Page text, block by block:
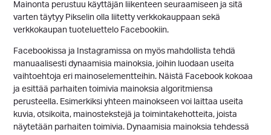
Mainonta perustuu käyttäjän liikenteen seuraamiseen ja sitä
varten täytyy Pikselin olla liitetty verkkokauppaan sekä
verkkokaupan tuoteluettelo Facebookiin.
Facebookissa ja Instagramissa on myös mahdollista tehdä
manuaalisesti dynaamisia mainoksia, joihin luodaan useita
vaihtoehtoja eri mainoselementteihin. Näistä Facebook kokoaa
ja esittää parhaiten toimivia mainoksia algoritmiensa
perusteella. Esimerkiksi yhteen mainokseen voi laittaa useita
kuvia, otsikoita, mainostekstejä ja toimintakehotteita, joista
näytetään parhaiten toimivia. Dynaamisia mainoksia tehdessä